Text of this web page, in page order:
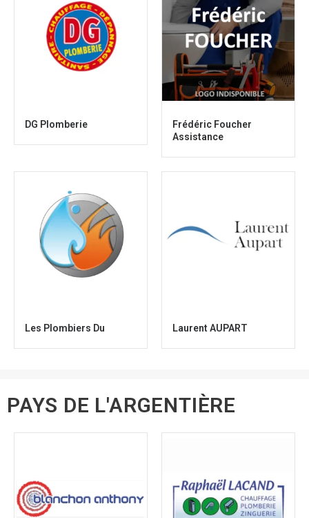
DG Plomberie
Frédéric Foucher
Assistance
Les Plombiers Du Laurent AUPART
PAYS DE L'ARGENTIÈRE